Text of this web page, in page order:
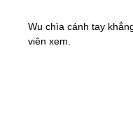
Wu chìa cánh tay
viên xem.